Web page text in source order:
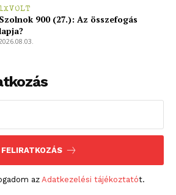
Szolnok 900 (27.): Az összefogás
FELIRATKOZÁS
az Adatkezelési tájékoztatót.